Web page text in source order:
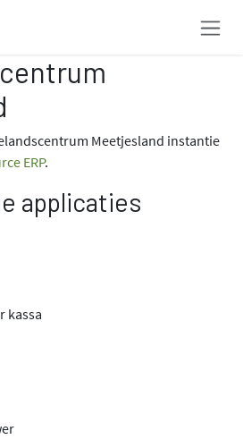
Meetjesland instantie
ERP.
applicaties
kassa